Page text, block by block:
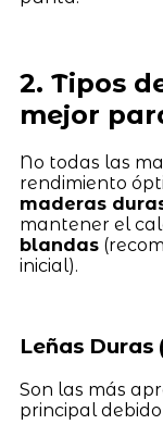
2. Tipos
mejor
No todas las
rendimiento
maderas
mantener el
blandas
inicial).
Leñas Duras
Son las más
principal